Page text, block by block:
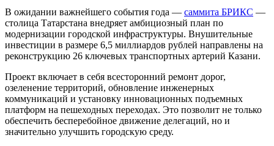
Отправить
В ожидании важнейшего события года — саммита БРИКС —
столица Татарстана внедряет амбициозный план по
модернизации городской инфраструктуры. Внушительные
инвестиции в размере 6,5 миллиардов рублей направлены на
реконструкцию 26 ключевых транспортных артерий Казани.
Проект включает в себя всесторонний ремонт дорог,
озеленение территорий, обновление инженерных
коммуникаций и установку инновационных подъемных
платформ на пешеходных переходах. Это позволит не только
обеспечить бесперебойное движение делегаций, но и
значительно улучшить городскую среду.